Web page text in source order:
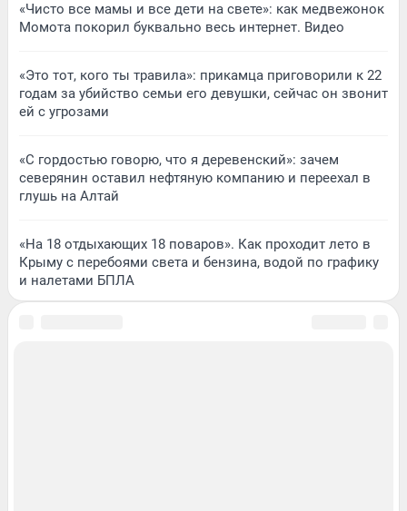
«Чисто все мамы и все дети на свете»: как медвежонок
Момота покорил буквально весь интернет. Видео
«Это тот, кого ты травила»: прикамца приговорили к 22
годам за убийство семьи его девушки, сейчас он звонит
ей с угрозами
«С гордостью говорю, что я деревенский»: зачем
северянин оставил нефтяную компанию и переехал в
глушь на Алтай
«На 18 отдыхающих 18 поваров». Как проходит лето в
Крыму с перебоями света и бензина, водой по графику
и налетами БПЛА